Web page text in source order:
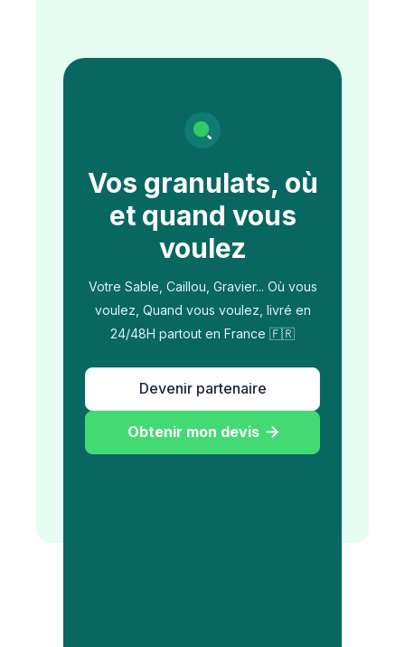
Vos granulats, où
et quand vous
voulez
Votre Sable, Caillou, Gravier... Où vous
voulez, Quand vous voulez, livré en
24/48H partout en France 🇫🇷
Devenir partenaire
Obtenir mon devis 